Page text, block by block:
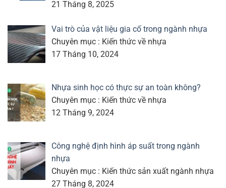
21 Tháng 8, 2025
Vai trò của vật liệu gia cố trong ngành nhựa
Chuyên mục : Kiến thức về nhựa
17 Tháng 10, 2024
Nhựa sinh học có thực sự an toàn không?
Chuyên mục : Kiến thức về nhựa
12 Tháng 9, 2024
Công nghệ định hình áp suất trong ngành
nhựa
Chuyên mục : Kiến thức sản xuất ngành nhựa
27 Tháng 8, 2024